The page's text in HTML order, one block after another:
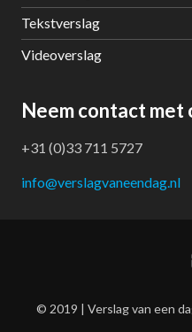
Tekstverslag
Videoverslag
Neem contact met
+31 (0)33 711 5727
info@verslagvaneendag.nl
© 2019 | Verslag van een